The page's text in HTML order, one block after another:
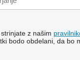
z našim
bodo obdelani, da bo